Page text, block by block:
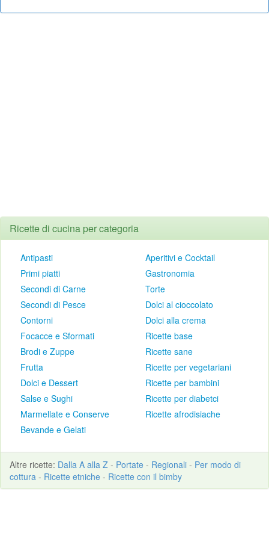
Ricette di cucina per categoria
Antipasti
Primi piatti
Secondi di Carne
Secondi di Pesce
Contorni
Focacce e Sformati
Brodi e Zuppe
Frutta
Dolci e Dessert
Salse e Sughi
Marmellate e Conserve
Bevande e Gelati
Aperitivi e Cocktail
Gastronomia
Torte
Dolci al cioccolato
Dolci alla crema
Ricette base
Ricette sane
Ricette per vegetariani
Ricette per bambini
Ricette per diabetci
Ricette afrodisiache
Altre ricette: Dalla A alla Z - Portate - Regionali - Per modo di
cottura - Ricette etniche - Ricette con il bimby